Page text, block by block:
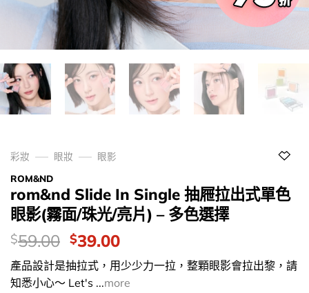
彩妝 眼妝
眼影
ROM&ND
rom&nd Slide In Single 抽屜拉出式單色
眼影(霧面/珠光/亮片) – 多色選擇
價
錢：
$59.00 Original
price
was:
$39.00Current
price
is:
產品設計是抽拉式，用少少力一拉，整顆眼影會拉出黎，請
知悉小心～ Let's ...more